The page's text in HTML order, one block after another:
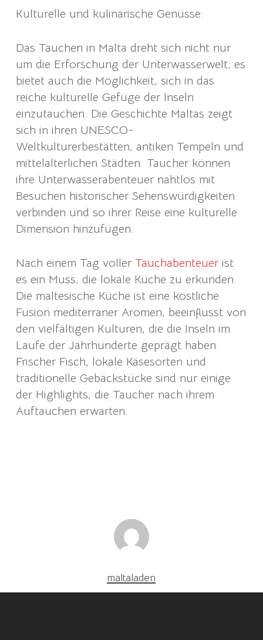
Kulturelle und kulinarische Genüsse:
Das Tauchen in Malta dreht sich nicht nur
um die Erforschung der Unterwasserwelt; es
bietet auch die Möglichkeit, sich in das
reiche kulturelle Gefüge der Inseln
einzutauchen. Die Geschichte Maltas zeigt
sich in ihren UNESCO-
Weltkulturerbestätten, antiken Tempeln und
mittelalterlichen Städten. Taucher können
ihre Unterwasserabenteuer nahtlos mit
Besuchen historischer Sehenswürdigkeiten
verbinden und so ihrer Reise eine kulturelle
Dimension hinzufügen.
Nach einem Tag voller Tauchabenteuerist
es ein Muss, die lokale Küche zu erkunden.
Die maltesische Küche ist eine köstliche
Fusion mediterraner Aromen, beeinflusst von
den vielfältigen Kulturen, die die Inseln im
Laufe der Jahrhunderte geprägt haben.
Frischer Fisch, lokale Käsesorten und
traditionelle Gebäckstücke sind nur einige
der Highlights, die Taucher nach ihrem
Auftauchen erwarten.
maltaladen